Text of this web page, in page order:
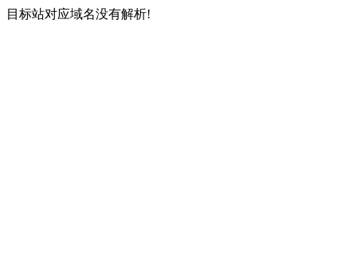
目标站对应域名没有解析!